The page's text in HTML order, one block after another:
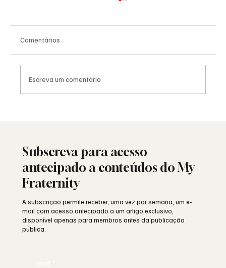
Comentários
Escreva um comentário
Subscreva para acesso
antecipado a conteúdos do My
Fraternity
A subscrição permite receber, uma vez por semana, um e-
mail com acesso antecipado a um artigo exclusivo,
disponível apenas para membros antes da publicação
pública.